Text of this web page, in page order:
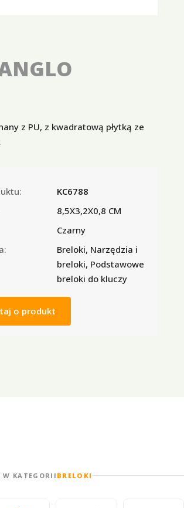
z PU, z kwadratową płytką ze
KC6788
8,5X3,2X0,8 CM
Czarny
Breloki, Narzędzia i
breloki, Podstawowe
breloki do kluczy
o produkt
W KATEGORII BRELOKI